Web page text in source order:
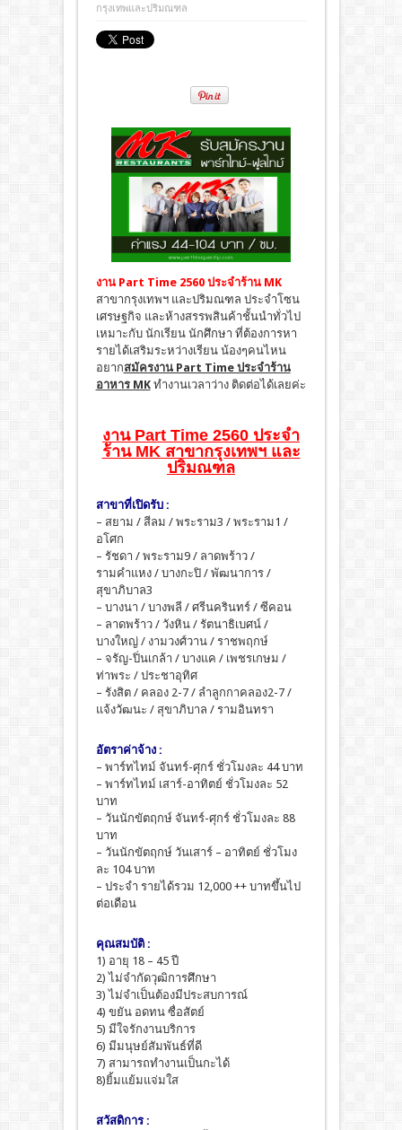
กรุงเทพและปริมณฑล
งาน Part Time 2560 ประจำร้าน MK
สาขากรุงเทพฯ และปริมณฑล ประจำโซน
เศรษฐกิจ และห้างสรรพสินค้าชั้นนำทั่วไป
เหมาะกับ นักเรียน นักศึกษา ที่ต้องการหา
รายได้เสริมระหว่างเรียน น้องๆคนไหน
อยากสมัครงาน Part Time ประจำร้าน
อาหาร MKทำงานเวลาว่าง ติดต่อได้เลยค่ะ
งาน Part Time 2560 ประจำ
ร้าน MK สาขากรุงเทพฯ และ
ปริมณฑล
สาขาที่เปิดรับ :
– สยาม / สีลม / พระราม3 / พระราม1 /
อโศก
– รัชดา / พระราม9 / ลาดพร้าว /
รามคำแหง / บางกะปิ / พัฒนาการ /
สุขาภิบาล3
– บางนา / บางพลี / ศรีนครินทร์ / ซีคอน
– ลาดพร้าว / วังหิน / รัตนาธิเบศน์ /
บางใหญ่ / งามวงศ์วาน / ราชพฤกษ์
– จรัญ-ปิ่นเกล้า / บางแค / เพชรเกษม /
ท่าพระ / ประชาอุทิศ
– รังสิต / คลอง 2-7 / ลำลูกกาคลอง2-7 /
แจ้งวัฒนะ / สุขาภิบาล / รามอินทรา
อัตราค่าจ้าง :
– พาร์ทไทม์ จันทร์-ศุกร์ ชั่วโมงละ 44 บาท
– พาร์ทไทม์ เสาร์-อาทิตย์ ชั่วโมงละ 52
บาท
– วันนักขัตฤกษ์ จันทร์-ศุกร์ ชั่วโมงละ 88
บาท
– วันนักขัตฤกษ์ วันเสาร์ – อาทิตย์ ชั่วโมง
ละ 104 บาท
– ประจำ รายได้รวม 12,000 ++ บาทขึ้นไป
ต่อเดือน
คุณสมบัติ :
1) อายุ 18 – 45 ปี
2) ไม่จำกัดวุฒิการศึกษา
3) ไม่จำเป็นต้องมีประสบการณ์
4) ขยัน อดทน ซื่อสัตย์
5) มีใจรักงานบริการ
6) มีมนุษย์สัมพันธ์ที่ดี
7) สามารถทำงานเป็นกะได้
8)ยิ้มแย้มแจ่มใส
สวัสดิการ :